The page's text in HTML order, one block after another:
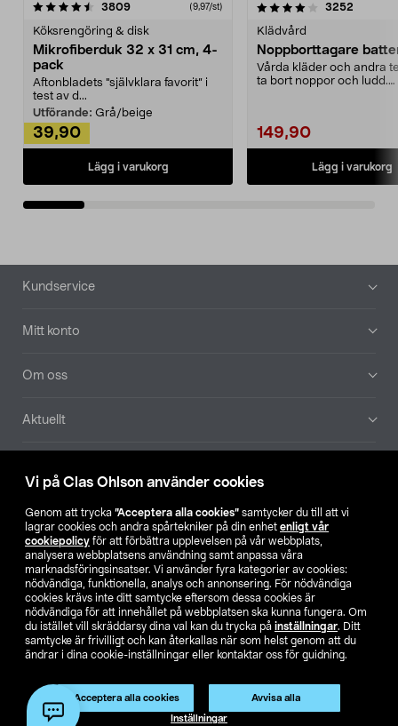
Vi på Clas Ohlson använder cookies
Genom att trycka ”Acceptera alla cookies” samtycker du till att vi
lagrar cookies och andra spårtekniker på din enhet enligt vår
cookiepolicy för att förbättra upplevelsen på vår webbplats,
analysera webbplatsens användning samt anpassa våra
marknadsföringsinsatser. Vi använder fyra kategorier av cookies:
nödvändiga, funktionella, analys och annonsering. För nödvändiga
cookies krävs inte ditt samtycke eftersom dessa cookies är
nödvändiga för att innehållet på webbplatsen ska kunna fungera. Om
du istället vill skräddarsy dina val kan du trycka på inställningar. Ditt
samtycke är frivilligt och kan återkallas när som helst genom att du
ändrar i dina cookie-inställningar eller kontaktar oss för guidning.
Acceptera alla cookies Avvisa alla
Inställningar
Produkten har utgått
Artikelnr: 51-254
3809recensioner (9,97/st)
Köksrengöring & disk
Mikrofiberduk 32 x 31 cm, 4-
pack
Aftonbladets "självklara favorit” i
test av d...
Utförande: Grå/beige
39,90
Lägg i varukorg
4.0av 5 stjärnor 3252
Klädvård
Noppborttagare
Vårda kläder och andra
ta bort noppor och ludd.
149,90
Lägg i varukorg
4.5av 5 stjärnor
Sidfot
Kundservice
Mitt konto
Om oss
Aktuellt
Hitta butik
SE NO FI
Ändra till priser exklusive moms